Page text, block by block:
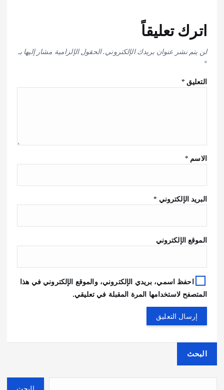
اترك تعليقاً
لن يتم نشر عنوان بريدك الإلكتروني.الحقول الإلزامية مشار إليها بـ
*
التعليق*
الاسم *
البريد الإلكتروني *
الموقع الإلكتروني
احفظ اسمي، بريدي الإلكتروني، والموقع الإلكتروني في هذا
المتصفح لاستخدامها المرة المقبلة في تعليقي.
البحث